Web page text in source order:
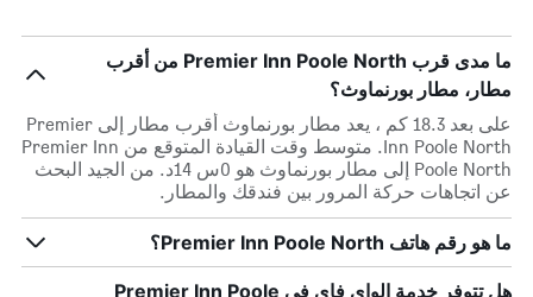
ما مدى قرب Premier Inn Poole North من أقرب
مطار، مطار بورنماوث؟
على بعد 18.3 كم ، يعد مطار بورنماوث أقرب مطار إلى Premier
Inn Poole North. متوسط وقت القيادة المتوقع من Premier Inn
Poole North إلى مطار بورنماوث هو 0س 14د. من الجيد البحث
عن اتجاهات حركة المرور بين فندقك والمطار.
ما هو رقم هاتف Premier Inn Poole North؟
هل تتوفر خدمة الواي فاي في Premier Inn Poole